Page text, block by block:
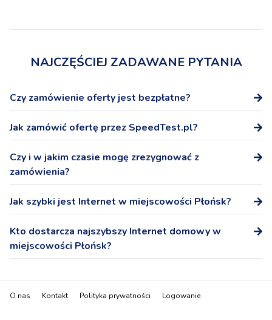
NAJCZĘŚCIEJ ZADAWANE PYTANIA
Czy zamówienie oferty jest bezpłatne?
Tak, zamówienie oferty na stronie SpeedTest.pl nie wiąże
się z żadnymi dodatkowymi kosztami.
Jak zamówić ofertę przez SpeedTest.pl?
Po wybraniu oferty podaj numer telefonu, a przedstawicel
Operatora skontaktuje się z Tobą niezwłocznie w celu
potwierdzenia warunków oferty i podpisania umowy.
Czy i w jakim czasie mogę zrezygnować z
zamówienia?
W ciągu 14 dni możesz odstąpić od podpisanej na
odległość umowy bez podania przyczyny.
Jak szybki jest Internet w miejscowości Płońsk?
Internet domowy - pobieranie: 199,3 Mb/s, wysyłanie:
55,3 Mb/s
Kto dostarcza najszybszy Internet domowy w
miejscowości Płońsk?
(stacjonarnego) w miejscowości Płońsk jest T-Mobile
Stacjonarny.
O nas Kontakt Polityka prywatności Logowanie